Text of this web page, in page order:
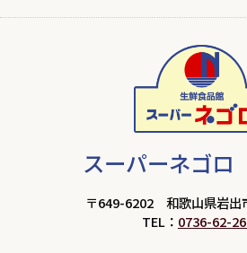
スーパーネゴ
〒649-6202 和歌山県岩出
TEL： 0736-62-